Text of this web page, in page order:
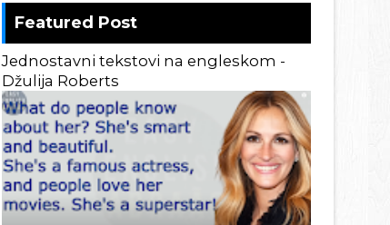
Featured Post
Jednostavni tekstovi na engleskom -
Džulija Roberts